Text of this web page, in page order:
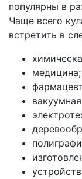
популярны в
Чаще всего
встретить в
медицина;